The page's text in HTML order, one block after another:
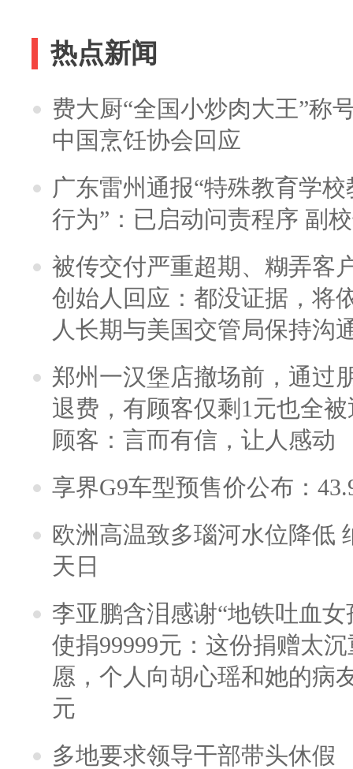
热点新闻
费大厨“全国小炒肉大王”称
中国烹饪协会回应
广东雷州通报“特殊教育学
行为”：已启动问责程序 副
被传交付严重超期、糊弄客
创始人回应：都没证据，将
人长期与美国交管局保持沟
郑州一汉堡店撤场前，通过
退费，有顾客仅剩1元也全
顾客：言而有信，让人感动
享界G9车型预售价公布：
欧洲高温致多瑙河水位降低
天日
李亚鹏含泪感谢“地铁吐血
使捐99999元：这份捐赠太
愿，个人向胡心瑶和她的病
元
多地要求领导干部带头休假